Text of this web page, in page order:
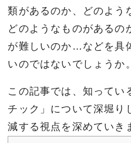
類があるのか、どのよう
どのようなものがあるの
が難しいのか…などを具
いのではないでしょうか。
この記事では、知ってい
チック」について深堀り
減する視点を深めていき